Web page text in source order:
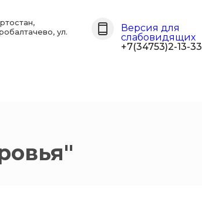
ул.
Версия для
слабовидящих
+7(34753)2-13-33